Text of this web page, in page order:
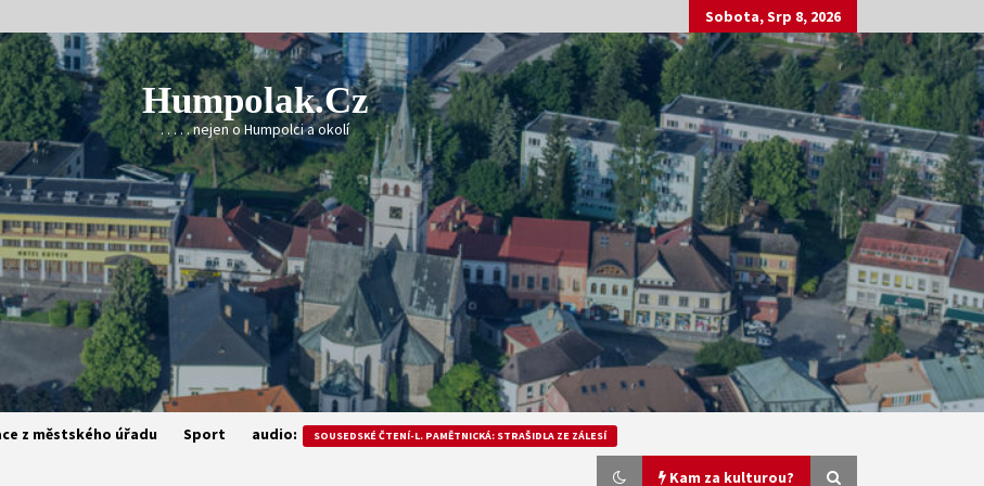
Sobota, Srp 8, 2026
Humpolak.cz
. . . . . nejen o Humpolci a okolí
z městského úřadu Sport audio: SOUSEDSKÉ ČTENÍ-L. PAMĚTNICKÁ: STRAŠIDLA ZE ZÁLESÍ
Kam za kulturou?